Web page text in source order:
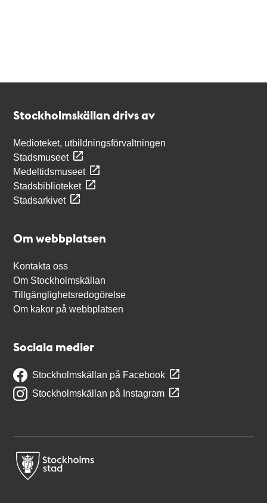
Stockholmskällan drivs av
Medioteket, utbildningsförvaltningen
Stadsmuseet
Medeltidsmuseet
Stadsbiblioteket
Stadsarkivet
Om webbplatsen
Kontakta oss
Om Stockholmskällan
Tillgänglighetsredogörelse
Om kakor på webbplatsen
Sociala medier
Stockholmskällan på Facebook
Stockholmskällan på Instagram